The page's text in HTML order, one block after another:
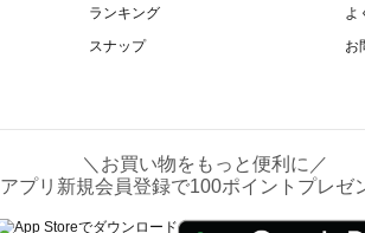
ランキング
スナップ
よ
お
＼お買い物をもっと便利に／
アプリ新規会員登録で100ポイントプレゼ